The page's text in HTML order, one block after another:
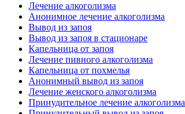
Лечение алкоголизма
Анонимное лечение алкоголизма
Вывод из запоя
Вывод из запоя в стационаре
Капельница от запоя
Лечение пивного алкоголизма
Капельница от похмелья
Анонимный вывод из запоя
Лечение женского алкоголизма
Принудительное лечение алкоголизма